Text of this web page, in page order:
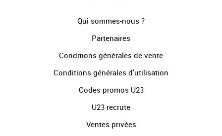
Qui sommes-nous ?
Partenaires
Conditions générales de vente
Conditions générales d'utilisation
Codes promos U23
U23 recrute
Ventes privées